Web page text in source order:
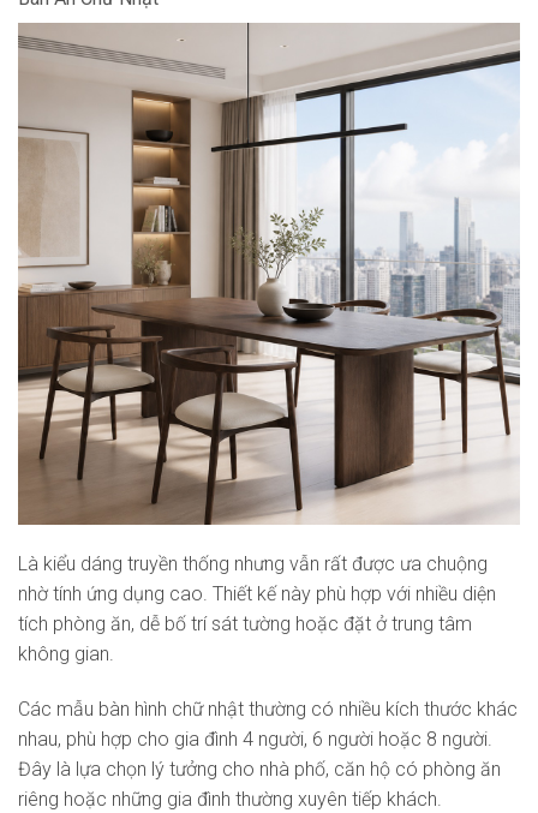
Là kiểu dáng truyền thống nhưng vẫn rất được ưa chuộng
nhờ tính ứng dụng cao. Thiết kế này phù hợp với nhiều diện
tích phòng ăn, dễ bố trí sát tường hoặc đặt ở trung tâm
không gian.
Các mẫu bàn hình chữ nhật thường có nhiều kích thước khác
nhau, phù hợp cho gia đình 4 người, 6 người hoặc 8 người.
Đây là lựa chọn lý tưởng cho nhà phố, căn hộ có phòng ăn
riêng hoặc những gia đình thường xuyên tiếp khách.